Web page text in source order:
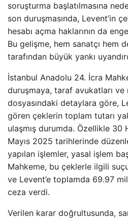
soruşturma başlatılmasına
son duruşmasında, Levent’in
hesabı açma haklarının da
Bu gelişme, hem sanatçı hem
tarafından büyük yankı
İstanbul Anadolu 24. İcra
duruşmaya, taraf avukatları ve
dosyasındaki detaylara göre,
gören çeklerin toplam tutarı
ulaşmış durumda. Özellikle
Mayıs 2025 tarihlerinde
yapılan işlemler, yasal işlem
Mahkeme, bu çeklerle ilgili
ve Levent’e toplamda 69.97
ceza verdi.
Verilen karar doğrultusunda,